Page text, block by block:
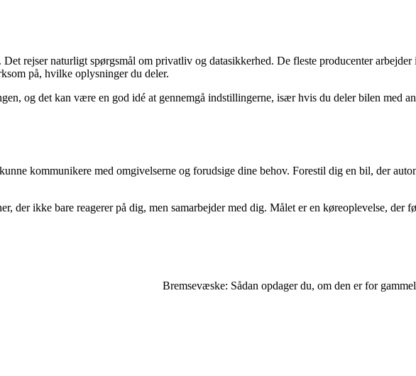
rejser naturligt spørgsmål om privatliv og datasikkerhed. De fleste producenter
på, hvilke oplysninger du deler.
og det kan være en god idé at gennemgå indstillingerne, især hvis du deler bilen med
kommunikere med omgivelserne og forudsige dine behov. Forestil dig en bil, der
ikke bare reagerer på dig, men samarbejder med dig. Målet er en køreoplevelse, der
Bremsevæske: Sådan opdager du, om den er for